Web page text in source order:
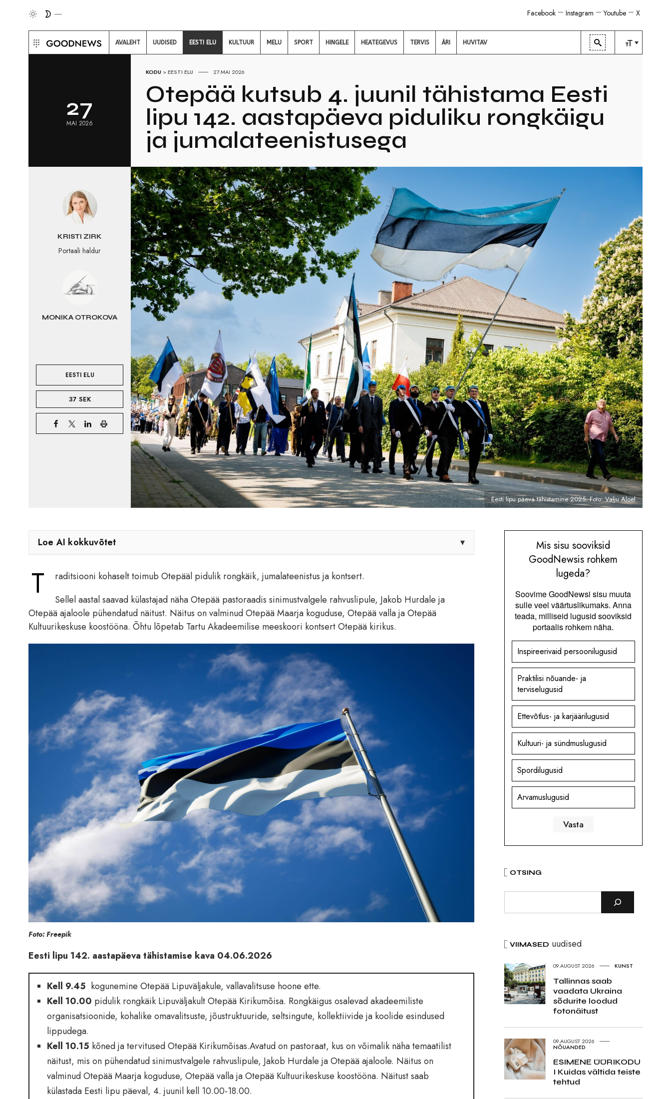
X
Youtube
Instagram
Facebook
AVALEHT UUDISED EESTI ELU KULTUUR MELU SPORT HINGELE HEATEGEVUS TERVIS ÄRI HUVITAV
27
MAI 2026
KODU >EESTI ELU 27.MAI 2026
Otepää kutsub 4. juunil tähistama Eesti
lipu 142. aastapäeva piduliku rongkäigu
ja jumalateenistusega
KRISTI ZIRK
Portaali haldur
MONIKA OTROKOVA
EESTI ELU
37 SEK
Eesti lipu päeva tähistamine 2025. Foto: Valju Aloel
Loe AI kokkuvõtet ▾
T
raditsiooni kohaselt toimub Otepääl pidulik rongkäik, jumalateenistus ja kontsert.
Sellel aastal saavad külastajad näha Otepää pastoraadis sinimustvalgele rahvuslipule, Jakob Hurdale ja
Otepää ajaloole pühendatud näitust. Näitus on valminud Otepää Maarja koguduse, Otepää valla ja Otepää
Kultuurikeskuse koostööna. Õhtu lõpetab Tartu Akadeemilise meeskoori kontsert Otepää kirikus.
Foto: Freepik
Eesti lipu 142. aastapäeva tähistamise kava 04.06.2026
Kell 9.45 kogunemine Otepää Lipuväljakule, vallavalitsuse hoone ette.
Kell 10.00 pidulik rongkäik Lipuväljakult Otepää Kirikumõisa. Rongkäigus osalevad akadeemiliste
organisatsioonide, kohalike omavalitsuste, jõustruktuuride, seltsingute, kollektiivide ja koolide esindused
lippudega.
Kell 10.15 kõned ja tervitused Otepää Kirikumõisas.Avatud on pastoraat, kus on võimalik näha temaatilist
näitust, mis on pühendatud sinimustvalgele rahvuslipule, Jakob Hurdale ja Otepää ajaloole. Näitus on
valminud Otepää Maarja koguduse, Otepää valla ja Otepää Kultuurikeskuse koostööna. Näitust saab
külastada Eesti lipu päeval, 4. juunil kell 10.00-18.00.
Mis sisu sooviksid
GoodNewsis rohkem
lugeda?
Soovime GoodNewsi sisu muuta
sulle veel väärtuslikumaks. Anna
teada, milliseid lugusid sooviksid
portaalis rohkem näha.
Inspireerivaid persoonilugusid
Praktilisi nõuande- ja
terviselugusid
Ettevõtlus- ja karjäärilugusid
Kultuuri- ja sündmuslugusid
Spordilugusid
Arvamuslugusid
OTSING
VIIMASED uudised
09.AUGUST 2026 KUNST
Tallinnas saab
vaadata Ukraina
sõdurite loodud
fotonäitust
09.AUGUST 2026
NÕUANDED
ESIMENE ÜÜRIKODU
I Kuidas vältida teiste
tehtud